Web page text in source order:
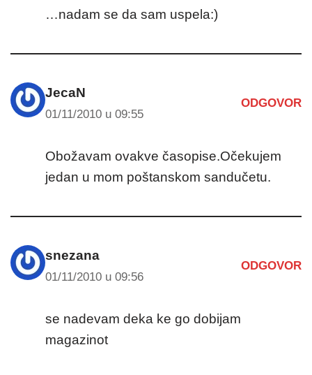
…nadam se da sam uspela:)
JecaN
01/11/2010 u 09:55
ODGOVOR
Obožavam ovakve časopise.Očekujem
jedan u mom poštanskom sandučetu.
snezana
01/11/2010 u 09:56
ODGOVOR
se nadevam deka ke go dobijam
magazinot